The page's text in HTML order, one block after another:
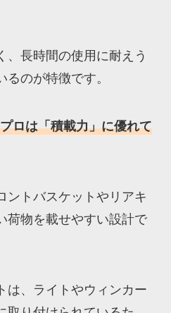
、長時間の使用に耐えう
のが特徴です。
ロは「積載力」に優れて
ントバスケットやリアキ
荷物を載せやすい設計で
は、ライトやウィンカー